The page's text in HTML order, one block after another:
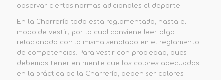
observar ciertas normas adicionales al deporte.
En la Charrería todo esta reglamentado, hasta el
modo de vestir; por lo cual conviene leer algo
relacionado con la misma señalado en el reglamento
de competencias. Para vestir con propiedad, pues
debemos tener en mente que los colores adecuados
en la práctica de la Charrería, deben ser colores